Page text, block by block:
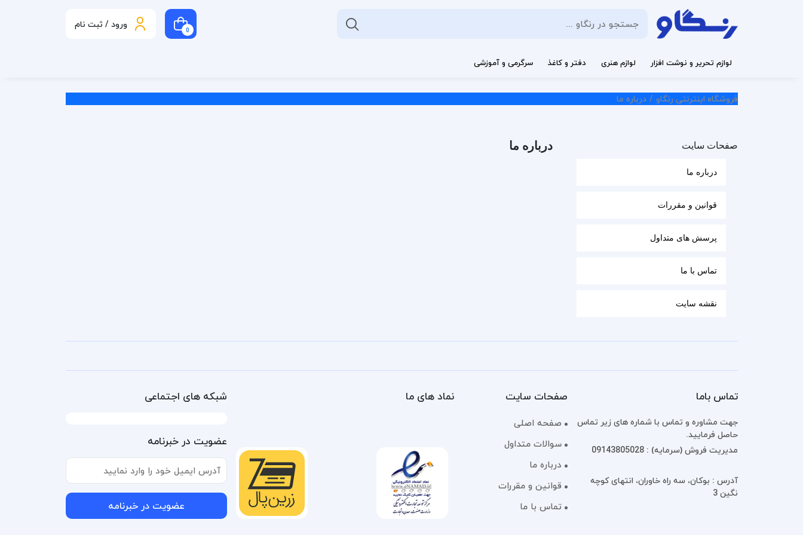
0 ورود / ثبت نام
لوازم تحریر و نوشت افزار لوازم هنری دفتر و کاغذ سرگرمی و آموزشی
فروشگاه اینترنتی رنگاو درباره ما
صفحات سایت
درباره ما
قوانین و مقررات
پرسش های متداول
تماس با ما
نقشه سایت
درباره ما
تماس باما
جهت مشاوره و تماس با شماره های زیر تماس
حاصل فرمایید.
مدیریت فروش (سرمایه) : 09143805028
آدرس : بوکان، سه راه خاوران، انتهای کوچه
نگین 3
صفحات سایت
صفحه اصلی
سوالات متداول
درباره ما
قوانین و مقررات
تماس با ما
نماد های ما شبکه های اجتماعی
عضویت در خبرنامه
عضویت در خبرنامه